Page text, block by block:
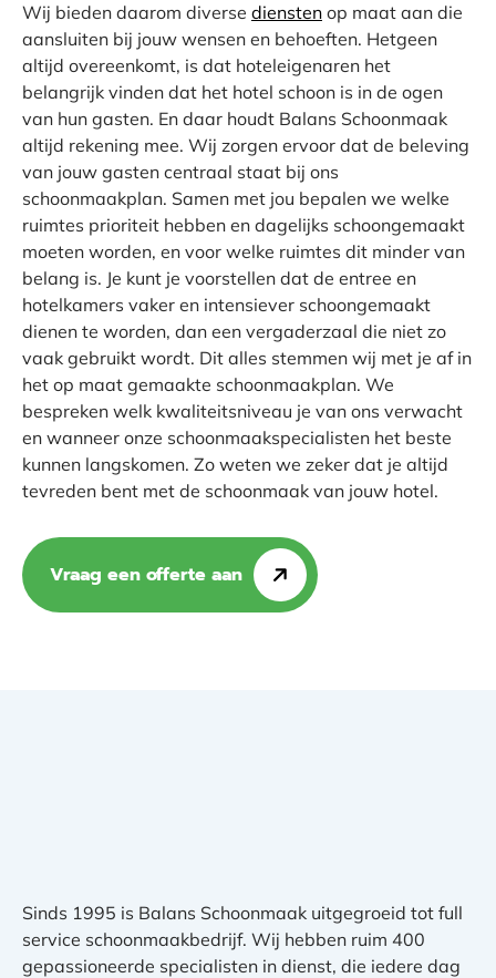
Wij bieden daarom diverse diensten op maat aan die
aansluiten bij jouw wensen en behoeften. Hetgeen
altijd overeenkomt, is dat hoteleigenaren het
belangrijk vinden dat het hotel schoon is in de ogen
van hun gasten. En daar houdt Balans Schoonmaak
altijd rekening mee. Wij zorgen ervoor dat de beleving
van jouw gasten centraal staat bij ons
schoonmaakplan. Samen met jou bepalen we welke
ruimtes prioriteit hebben en dagelijks schoongemaakt
moeten worden, en voor welke ruimtes dit minder van
belang is. Je kunt je voorstellen dat de entree en
hotelkamers vaker en intensiever schoongemaakt
dienen te worden, dan een vergaderzaal die niet zo
vaak gebruikt wordt. Dit alles stemmen wij met je af in
het op maat gemaakte schoonmaakplan. We
bespreken welk kwaliteitsniveau je van ons verwacht
en wanneer onze schoonmaakspecialisten het beste
kunnen langskomen. Zo weten we zeker dat je altijd
tevreden bent met de schoonmaak van jouw hotel.
Vraag een offerte aan
Sinds 1995 is Balans Schoonmaak uitgegroeid tot full
service schoonmaakbedrijf. Wij hebben ruim 400
gepassioneerde specialisten in dienst, die iedere dag